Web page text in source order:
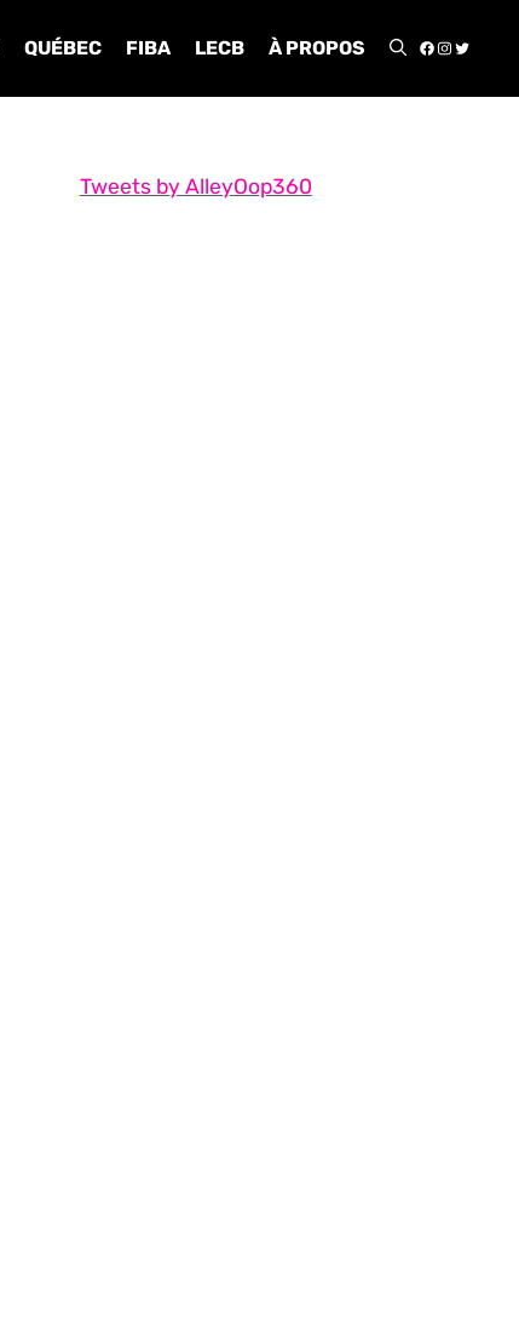
QUÉBEC FIBA LECB À PROPOS
Tweets by AlleyOop360